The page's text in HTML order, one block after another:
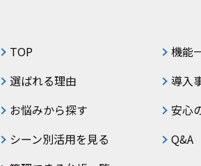
TOP
選ばれる理由
お悩みから探す
シーン別活用を見る
機能
導入
安心
Q&A